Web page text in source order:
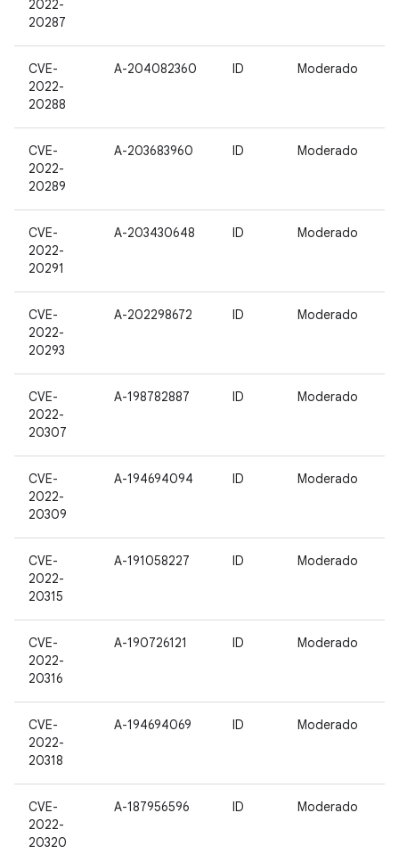
2022-
20287
CVE-
2022-
20288
A-204082360 ID Moderado
CVE-
2022-
20289
A-203683960 ID Moderado
CVE-
2022-
20291
A-203430648 ID Moderado
CVE-
2022-
20293
A-202298672 ID Moderado
CVE-
2022-
20307
A-198782887 ID Moderado
CVE-
2022-
20309
A-194694094 ID Moderado
CVE-
2022-
20315
A-191058227 ID Moderado
CVE-
2022-
20316
A-190726121 ID Moderado
CVE-
2022-
20318
A-194694069 ID Moderado
CVE-
2022-
20320
A-187956596 ID Moderado